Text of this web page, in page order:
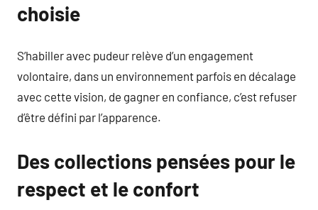
choisie
S’habiller avec pudeur relève d’un engagement
volontaire, dans un environnement parfois en décalage
avec cette vision, de gagner en confiance, c’est refuser
d’être défini par l’apparence.
Des collections pensées pour le
respect et le confort